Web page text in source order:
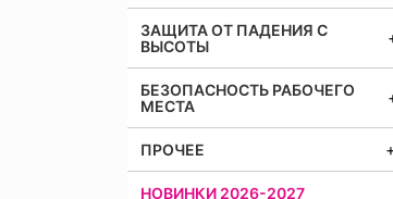
ЗАЩИТА ОТ ПАДЕНИЯ С
ВЫСОТЫ
БЕЗОПАСНОСТЬ РАБОЧЕГО
МЕСТА
ПРОЧЕЕ
НОВИНКИ 2026-2027